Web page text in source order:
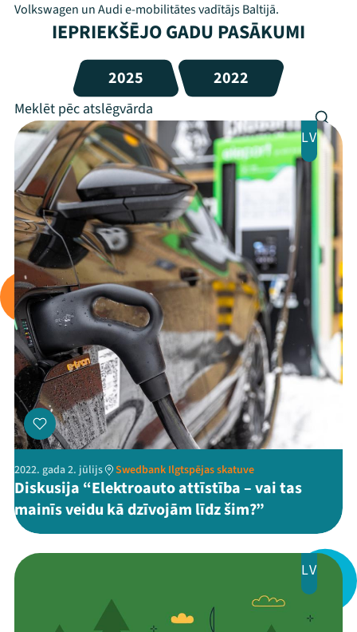
Mana programma
Festivāls
Programma
Arhīvs
Viņi bija LAMPĀ 2026
Jaunumi
Ziedo
Veikals
Volkswagen un Audi e-mobilitātes vadītājs Baltijā.
IEPRIEKŠĒJO GADU PASĀKUMI
2025 2022
LV
2022. gada 2. jūlijs Swedbank Ilgtspējas skatuve
Diskusija “Elektroauto attīstība – vai tas
mainīs veidu kā dzīvojām līdz šim?”
LV